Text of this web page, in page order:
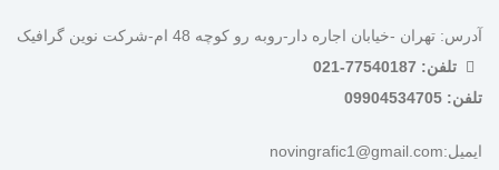
آدرس: تهران -خیابان اجاره دار-روبه رو کوچه 48 ام-شرکت نوین گرافیک
تلفن: 77540187-021
تلفن: 09904534705
ایمیل:novingrafic1@gmail.com